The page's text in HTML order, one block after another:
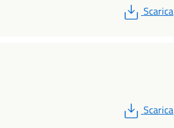
PDF
Scarica
PDF
Scarica